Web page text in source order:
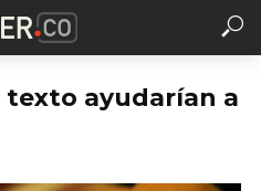
texto ayudarían a